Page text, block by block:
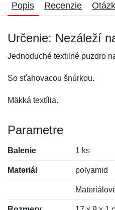
Popis Recenzie
Určenie: Nezáleží
Jednoduché textilné puzdro
So sťahovacou šnúrkou.
Mäkká textília.
Parametre
Balenie 1 ks
Materiál polyamid